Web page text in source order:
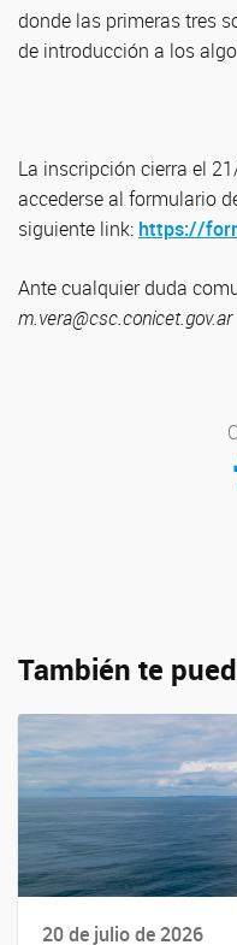
donde las primeras tres
de introducción a los
La inscripción cierra el
accederse al formulario
siguiente link: https://
Ante cualquier duda
m.vera@csc.conicet.gov.ar
También te
20 de julio de 2026